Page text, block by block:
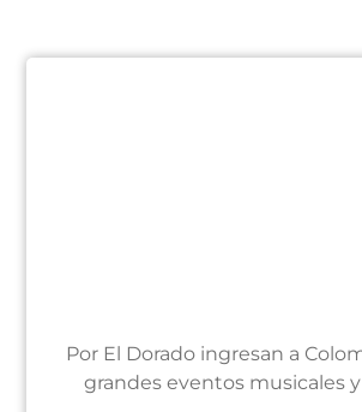
Por El Dorado ingresan a
grandes eventos musicales